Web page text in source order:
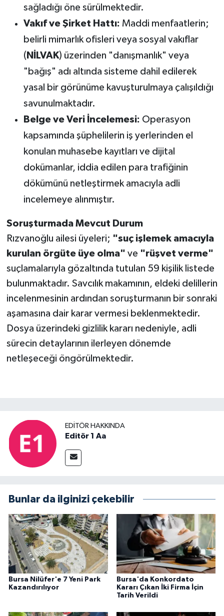
sağladığı öne sürülmektedir.
Vakıf ve Şirket Hattı: Maddi menfaatlerin;
belirli mimarlık ofisleri veya sosyal vakıflar
( NİLVAK) üzerinden "danışmanlık" veya
"bağış" adı altında sisteme dahil edilerek
yasal bir görünüme kavuşturulmaya çalışıldığı
savunulmaktadır.
Belge ve Veri İncelemesi: Operasyon
kapsamında şüphelilerin iş yerlerinden el
konulan muhasebe kayıtları ve dijital
dokümanlar, iddia edilen para trafiğinin
dökümünü netleştirmek amacıyla adli
incelemeye alınmıştır.
Soruşturmada Mevcut Durum
Rızvanoğlu ailesi üyeleri; "suç işlemek amacıyla
kurulan örgüte üye olma" ve "rüşvet verme"
suçlamalarıyla gözaltında tutulan 59 kişilik listede
bulunmaktadır. Savcılık makamının, eldeki delillerin
incelenmesinin ardından soruşturmanın bir sonraki
aşamasına dair karar vermesi beklenmektedir.
Dosya üzerindeki gizlilik kararı nedeniyle, adli
sürecin detaylarının ilerleyen dönemde
netleşeceği öngörülmektedir.
EDITÖR HAKKINDA
Editör 1 Aa
Bunlar da ilginizi çekebilir
Bursa Nilüfer'e 7 Yeni Park
Kazandırılıyor
Bursa'da Konkordato
Kararı Çıkan İki Firma İçin
Tarih Verildi